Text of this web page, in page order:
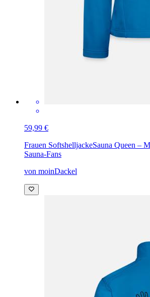
59,99 €
Frauen SoftshelljackeSauna Queen –
Sauna-Fans
von moinDackel